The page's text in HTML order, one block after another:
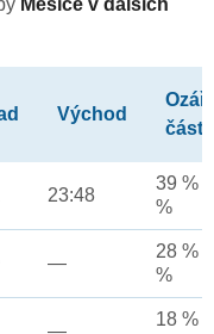
Měsíce v dalších
Východ
část
23:48
39 %
%
—
28 %
%
18 %